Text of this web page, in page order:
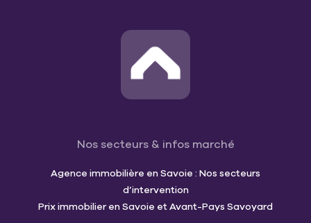
Nos secteurs & infos marché
Agence immobilière en Savoie : Nos secteurs
d’intervention
Prix immobilier en Savoie et Avant-Pays Savoyard